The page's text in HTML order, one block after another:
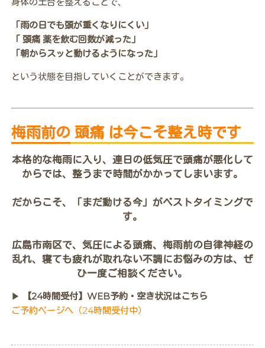
「雨の日でも頭が重くなりにくい」
「 頭痛 薬を飲む回数が減った」
「朝からスッと動けるようになった」
という状態を目指していくことができます。
梅雨前の 頭痛 は今こそ整え時です
本格的な梅雨に入り、連日の低気圧で頭痛が悪化して
からでは、整うまで時間がかかってしまいます。
だからこそ、「まだ動ける今」がベストタイミングで
す。
広島市南区で、気圧による頭痛、梅雨前の自律神経の
乱れ、寝ても疲れが取れない不調にお悩みの方は、ぜ
ひ一度ご相談ください。
▶︎
【24時間受付】WEB予約・空き状況はこちら
ご予約ページへ（24時間受付中）